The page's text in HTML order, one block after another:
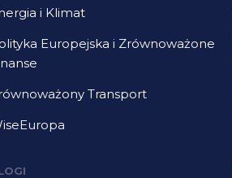
i Klimat
Europejska i Zrównoważone
Transport